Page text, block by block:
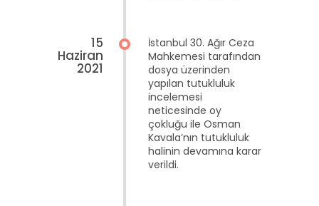
15
Haziran
2021
İstanbul 30. Ağır Ceza
Mahkemesi tarafından
dosya üzerinden
yapılan tutukluluk
incelemesi
neticesinde oy
çokluğu ile Osman
Kavala’nın tutukluluk
halinin devamına karar
verildi.